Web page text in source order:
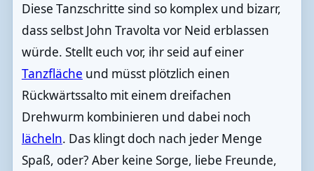
Diese Tanzschritte sind so komplex und bizarr,
dass selbst John Travolta vor Neid erblassen
würde. Stellt euch vor, ihr seid auf einer
Tanzfläche und müsst plötzlich einen
Rückwärtssalto mit einem dreifachen
Drehwurm kombinieren und dabei noch
lächeln. Das klingt doch nach jeder Menge
Spaß, oder? Aber keine Sorge, liebe Freunde,